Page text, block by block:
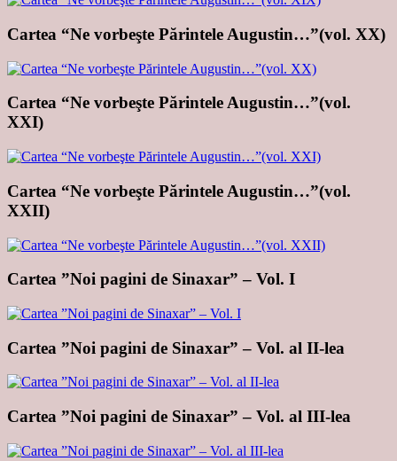
Cartea “Ne vorbeşte Părintele Augustin…”(vol. XX)
Cartea “Ne vorbeşte Părintele Augustin…”(vol.
XXI)
Cartea “Ne vorbeşte Părintele Augustin…”(vol.
XXII)
Cartea ”Noi pagini de Sinaxar” – Vol. I
Cartea ”Noi pagini de Sinaxar” – Vol. al II-lea
Cartea ”Noi pagini de Sinaxar” – Vol. al III-lea